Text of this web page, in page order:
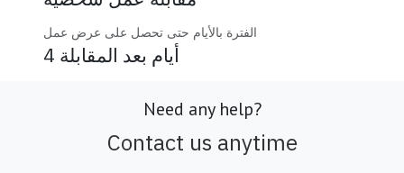
الفترة بالأيام حتى تحصل على عرض عمل
4 أيام بعد المقابلة
Need any help?
Contact us anytime